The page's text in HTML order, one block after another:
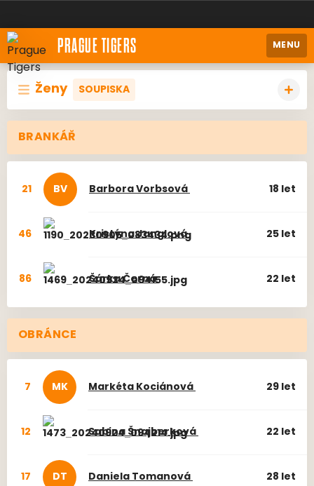
PRAGUE TIGERS MENU
Ženy SOUPISKA
BRANKÁŘ
21 BV BarboraVorbsová 18 let
46 KristýnaJanglová 25 let
86 ŠárkaČerná 22 let
OBRÁNCE
7 MK MarkétaKociánová 29 let
12 SabinaŠnajberková 22 let
17 DT DanielaTomanová 28 let